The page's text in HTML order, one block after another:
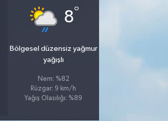
8°
Bölgesel düzensiz yağmur
yağışlı
Nem: %82
Rüzgar: 9 km/h
Yağış Olasılığı: %89